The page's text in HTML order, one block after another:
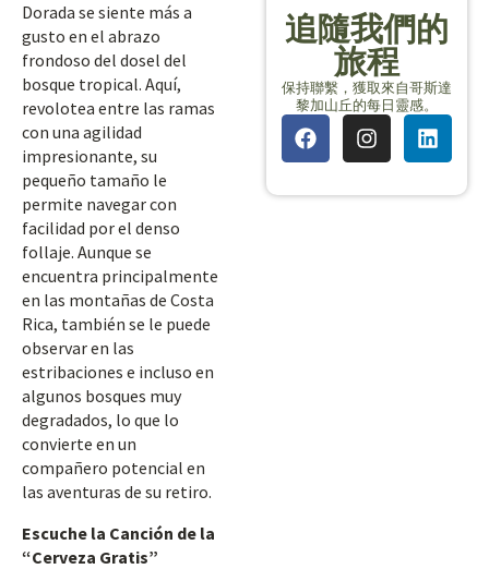
Dorada se siente más a
gusto en el abrazo
frondoso del dosel del
bosque tropical. Aquí,
revolotea entre las ramas
con una agilidad
impresionante, su
pequeño tamaño le
permite navegar con
facilidad por el denso
follaje. Aunque se
encuentra principalmente
en las montañas de Costa
Rica, también se le puede
observar en las
estribaciones e incluso en
algunos bosques muy
degradados, lo que lo
convierte en un
compañero potencial en
las aventuras de su retiro.
Escuche la Canción de la
“Cerveza Gratis”
追隨我們的
旅程
保持聯繫，獲取來自哥斯達
黎加山丘的每日靈感。